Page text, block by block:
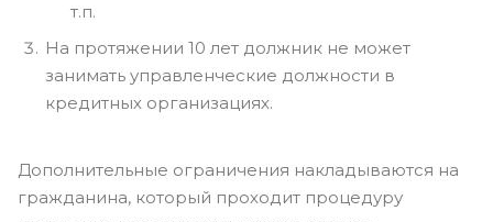
т.п.
На протяжении 10 лет должник не может
занимать управленческие должности в
кредитных организациях.
Дополнительные ограничения накладываются на
гражданина, который проходит процедуру